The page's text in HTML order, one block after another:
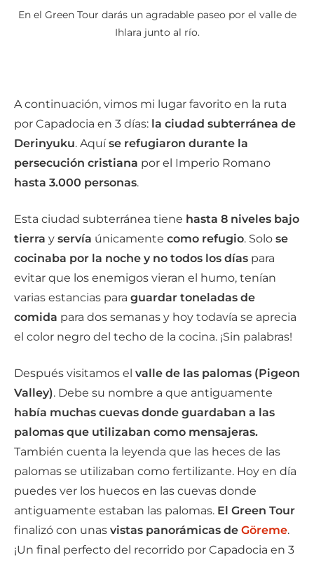
En el Green Tour darás un agradable paseo por el valle de
Ihlara junto al río.
A continuación, vimos mi lugar favorito en la ruta
por Capadocia en 3 días: la ciudad subterránea de
Derinyuku. Aquíse refugiaron durante la
persecución cristiana por el Imperio Romano
hasta 3.000 personas.
Esta ciudad subterránea tiene hasta 8 niveles bajo
tierra y servía únicamente como refugio. Solo se
cocinaba por la noche y no todos los días para
evitar que los enemigos vieran el humo, tenían
varias estancias para guardar toneladas de
comida para dos semanas y hoy todavía se aprecia
el color negro del techo de la cocina. ¡Sin palabras!
Después visitamos el valle de las palomas (Pigeon
Valley). Debe su nombre a que antiguamente
había muchas cuevas donde guardaban a las
palomas que utilizaban como mensajeras.
También cuenta la leyenda que las heces de las
palomas se utilizaban como fertilizante. Hoy en día
puedes ver los huecos en las cuevas donde
antiguamente estaban las palomas. El Green Tour
finalizó con unas vistas panorámicas de Göreme.
¡Un final perfecto del recorrido por Capadocia en 3